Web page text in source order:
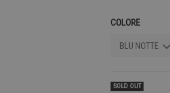
COLORE
SOLD OUT